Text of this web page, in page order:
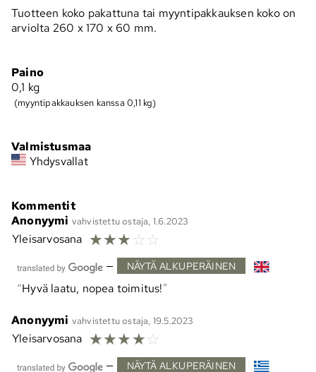
Tuotteen koko pakattuna tai myyntipakkauksen koko on
arviolta 260 x 170 x 60 mm.
Paino
0,1 kg
(myyntipakkauksen kanssa 0,11 kg)
Valmistusmaa
Yhdysvallat
Kommentit
Anonyymi vahvistettu ostaja, 1.6.2023
Yleisarvosana ☆☆☆☆ ☆
— NÄYTÄ ALKUPERÄINEN
Hyvä laatu, nopea toimitus!
Anonyymi vahvistettu ostaja, 19.5.2023
Yleisarvosana ☆☆☆☆☆
— NÄYTÄ ALKUPERÄINEN